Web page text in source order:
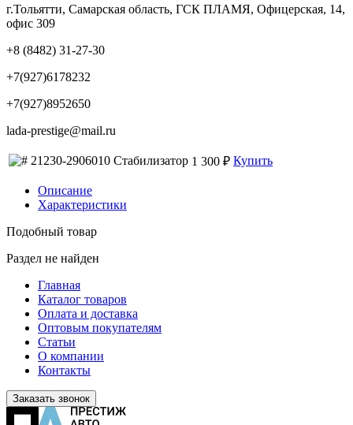
г.Тольятти, Самарская область, ГСК ПЛАМЯ, Офицерская, 14,
офис 309
+8 (8482) 31-27-30
+7(927)6178232
+7(927)8952650
lada-prestige@mail.ru
21230-2906010 Стабилизатор 1 300 ₽ Купить
Описание
Характеристики
Подобный товар
Раздел не найден
Главная
Каталог товаров
Оплата и доставка
Оптовым покупателям
Статьи
О компании
Контакты
Заказать звонок